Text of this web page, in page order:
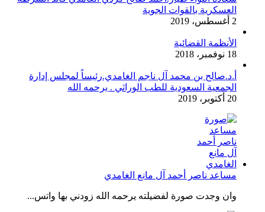
العسكرية بالقوات الجوية
2 أغسطس، 2019
الأنظمة القضائية
18 نوفمبر، 2018
أ.د.صالح بن محمد آل ناجم الغامدي.رئيساً لمجلس إدارة
الجمعية السعودية للطب الوراثي . يرحمه الله
20 أكتوبر، 2019
مساعد ناصر أحمد آل مانع الغامدي
وان وجدت صورة لفضيلته يرحمه الله زودني بها واتس...